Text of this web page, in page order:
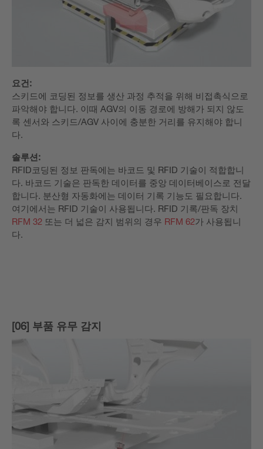
요건:
스키드에 코딩된 정보를 생산 과정 추적을 위해 비접촉식으로
파악해야 합니다. 이때 AGV의 이동 경로에 방해가 되지 않도
록 센서와 스키드/AGV 사이에 충분한 거리를 유지해야 합니
다.
솔루션:
RFID코딩된 정보 판독에는 바코드 및 RFID 기술이 적합합니
다. 바코드 기술은 판독한 데이터를 중앙 데이터베이스로 전달
합니다. 분산형 자동화에는 데이터 기록 기능도 필요합니다.
여기에서는 RFID 기술이 사용됩니다. RFID 기록/판독 장치
RFM 32 또는 더 넓은 감지 범위의 경우 RFM 62가 사용됩니
다.
[06] 부품 유무 감지